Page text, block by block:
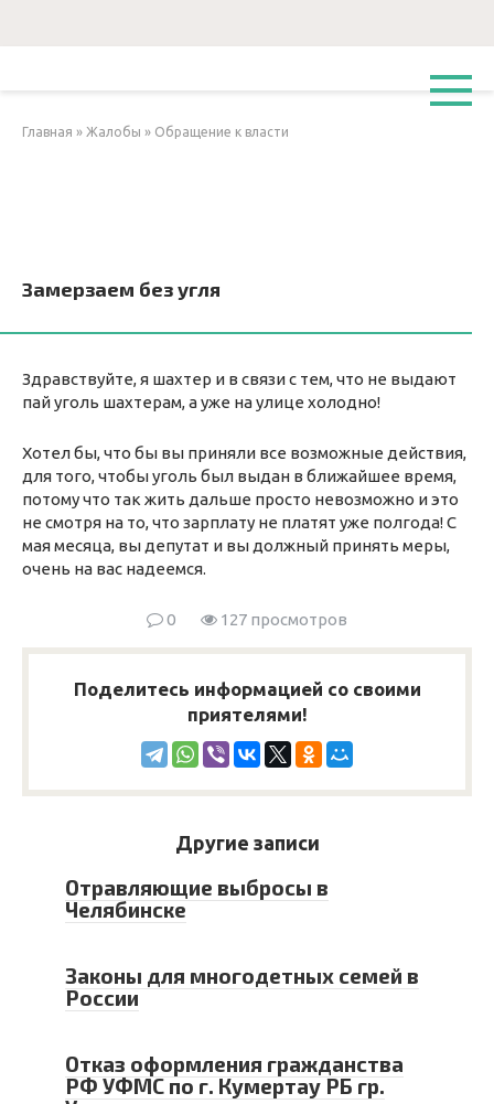
Главная » Жалобы » Обращение к власти
Замерзаем без угля
Здравствуйте, я шахтер и в связи с тем, что не выдают
пай уголь шахтерам, а уже на улице холодно!
Хотел бы, что бы вы приняли все возможные действия,
для того, чтобы уголь был выдан в ближайшее время,
потому что так жить дальше просто невозможно и это
не смотря на то, что зарплату не платят уже полгода! С
мая месяца, вы депутат и вы должный принять меры,
очень на вас надеемся.
0 127 просмотров
Поделитесь информацией со своими
приятелями!
Другие записи
Отравляющие выбросы в
Челябинске
Законы для многодетных семей в
России
Отказ оформления гражданства
РФ УФМС по г. Кумертау РБ гр.